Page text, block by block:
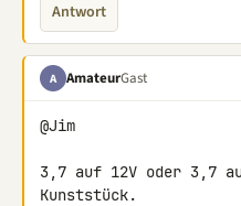
Antwort
A AmateurGast
@Jim
3,7 auf 12V oder 3,7
Kunststück.